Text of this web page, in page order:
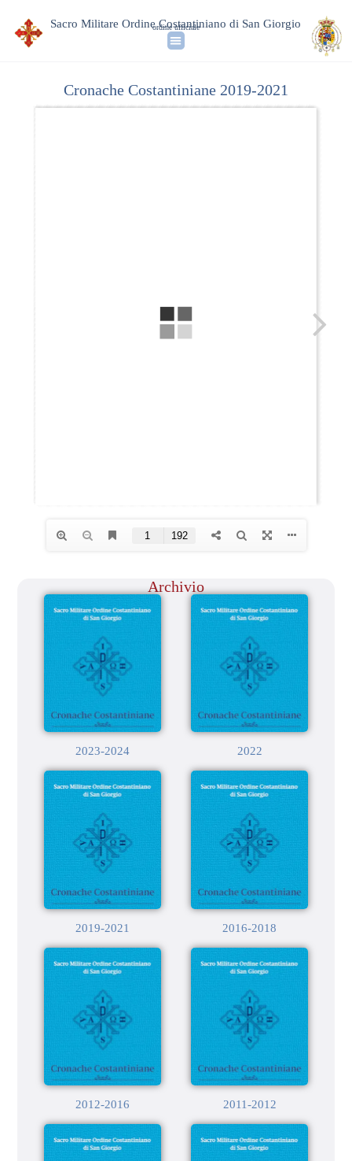
Sacro Militare Ordine Costantiniano di San Giorgio
ordine ufficiale
Cronache Costantiniane 2019-2021
Archivio
2023-2024 2022
2019-2021 2016-2018
2012-2016 2011-2012